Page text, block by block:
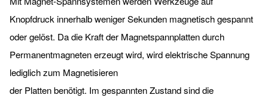
Knopfdruck innerhalb weniger Sekunden magnetisch gespannt
oder gelöst. Da die Kraft der Magnetspannplatten durch
Permanentmagneten erzeugt wird, wird elektrische Spannung
lediglich zum Magnetisieren
der Platten benötigt. Im gespannten Zustand sind die